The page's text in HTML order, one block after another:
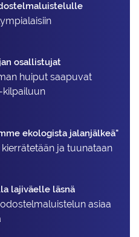
osallistujat
huiput saapuvat
kilpailuun
ekologista jalanjälkeä"
ja tuunataan
lajiväelle läsnä
asiaa